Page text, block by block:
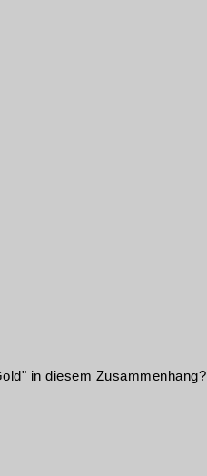
in diesem Zusammenhang?